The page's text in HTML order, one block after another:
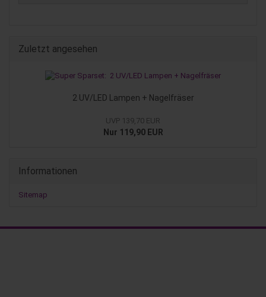
Zuletzt angesehen
2 UV/LED Lampen + Nagelfräser
UVP 139,70 EUR
Nur 119,90 EUR
Informationen
Sitemap